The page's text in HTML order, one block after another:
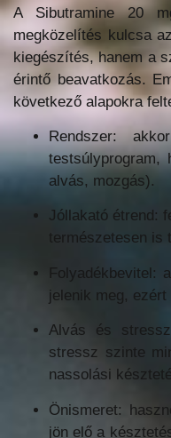
A Sibutramine 20
megközelítés kulcsa
kiegészítés, hanem a
érintő beavatkozás.
következő alapokra
Rendszer:
testsúlyprogram,
alvás, mozgás).
Jóllakató étrend:
természetesen is
Folyadékbevitel:
jelenik meg, ezért
Alvás és
stressz szinte
nassolási
Önismeret:
jön elő a